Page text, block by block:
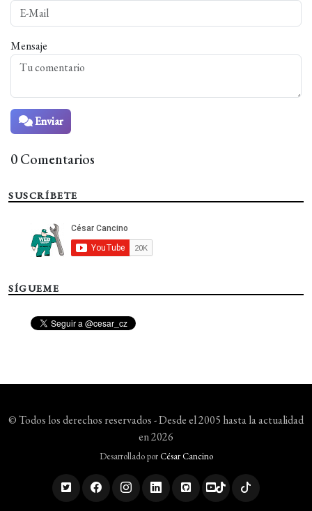
Mensaje
Enviar
0 Comentarios
SUSCRÍBETE
SÍGUEME
© Todos los derechos reservados - Desde el 2005 hasta la actualidad
en 2026
Desarrollado porCésar Cancino